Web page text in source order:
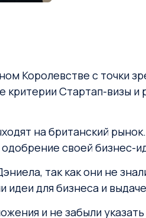
Королевстве с точки
критерии Стартап-визы и
на британский
своей бизнес-
так как они не
для бизнеса и
и не забыли